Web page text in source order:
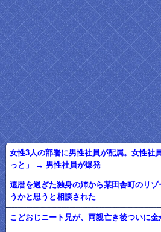
女性3人の部署に男性社員が配属。女性社
っと」 → 男性社員が爆発
還暦を過ぎた独身の姉から某田舎町のリ
うかと思うと相談された
こどおじニート兄が、両親亡き後ついに